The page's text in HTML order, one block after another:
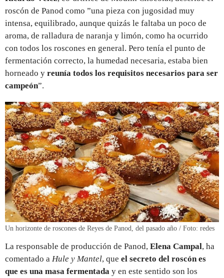
roscón de Panod como ”una pieza con jugosidad muy
intensa, equilibrado, aunque quizás le faltaba un poco de
aroma, de ralladura de naranja y limón, como ha ocurrido
con todos los roscones en general. Pero tenía el punto de
fermentación correcto, la humedad necesaria, estaba bien
horneado y reunía todos los requisitos necesarios para ser
campeón”.
Un horizonte de roscones de Reyes de Panod, del pasado año / Foto: redes
La responsable de producción de Panod, Elena Campal, ha
comentado a Hule y Mantel, que el secreto del roscón es
que es una masa fermentada y en este sentido son los